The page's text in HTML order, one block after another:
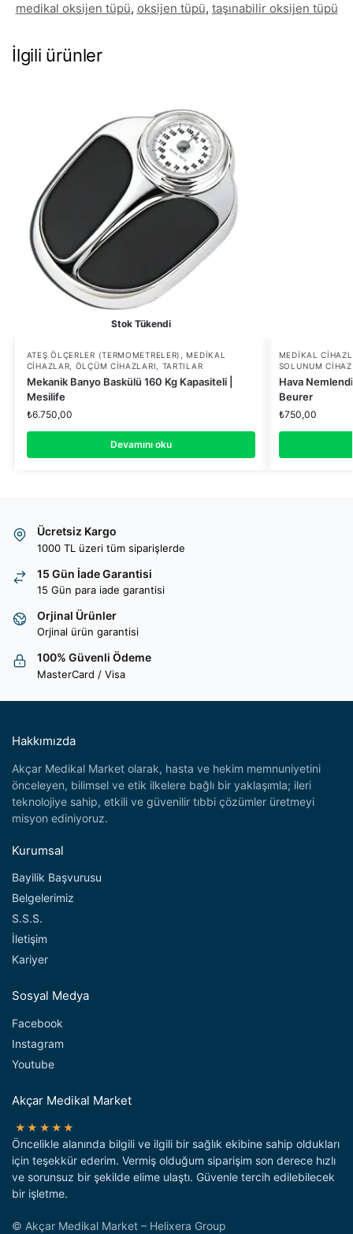
medikal oksijen tüpü, oksijen tüpü, taşınabilir oksijen tüpü
İlgili ürünler
Stok Tükendi
ATEŞ ÖLÇERLER (TERMOMETRELER)
MEDIKAL
CIHAZLAR
ÖLÇÜM CIHAZLARI TARTILAR
Mekanik Banyo Baskülü 160 Kg Kapasiteli |
Mesilife
₺6.750,00
Devamını oku
MEDIKAL
SOLUNUM
Hava
Beurer
₺750,00
Ücretsiz Kargo
1000 TL üzeri tüm siparişlerde
15 Gün İade Garantisi
15 Gün para iade garantisi
Orjinal Ürünler
Orjinal ürün garantisi
100% Güvenli Ödeme
MasterCard / Visa
Hakkımızda
Akçar Medikal Market olarak, hasta ve hekim memnuniyetini
önceleyen, bilimsel ve etik ilkelere bağlı bir yaklaşımla; ileri
teknolojiye sahip, etkili ve güvenilir tıbbi çözümler üretmeyi
misyon ediniyoruz.
Kurumsal
Bayilik Başvurusu
Belgelerimiz
S.S.S.
İletişim
Kariyer
Sosyal Medya
Facebook
Instagram
Youtube
Akçar Medikal Market
★★★★★
Öncelikle alanında bilgili ve ilgili bir sağlık ekibine sahip oldukları
için teşekkür ederim. Vermiş olduğum siparişim son derece hızlı
ve sorunsuz bir şekilde elime ulaştı. Güvenle tercih edilebilecek
bir işletme.
© Akçar Medikal Market – Helixera Group